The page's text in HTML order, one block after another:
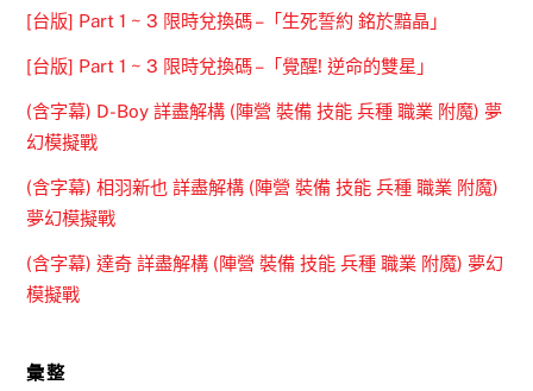
[台版] Part 1 ~ 3 限時兌換碼 –「生死誓約 銘於黯晶」
[台版] Part 1 ~ 3 限時兌換碼 –「覺醒! 逆命的雙星」
(含字幕) D-Boy 詳盡解構 (陣營 裝備 技能 兵種 職業 附魔) 夢
幻模擬戰
(含字幕) 相羽新也 詳盡解構 (陣營 裝備 技能 兵種 職業 附魔)
夢幻模擬戰
(含字幕) 達奇 詳盡解構 (陣營 裝備 技能 兵種 職業 附魔) 夢幻
模擬戰
彙整